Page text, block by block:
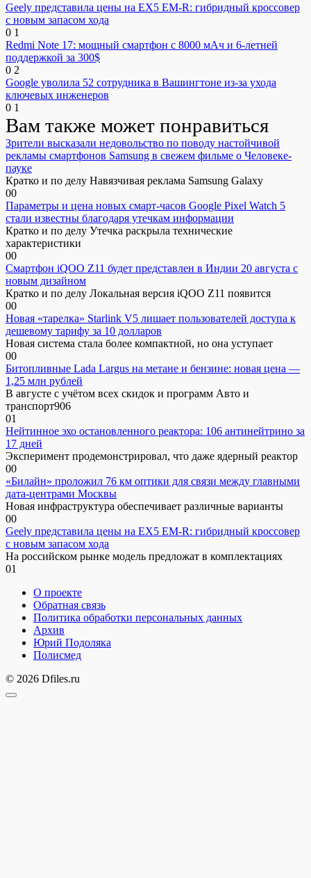
Geely представила цены на EX5 EM-R: гибридный кроссовер
с новым запасом хода
0 1
Redmi Note 17: мощный смартфон с 8000 мАч и 6-летней
поддержкой за 300$
0 2
Google уволила 52 сотрудника в Вашингтоне из-за ухода
ключевых инженеров
0 1
Вам также может понравиться
Зрители высказали недовольство по поводу настойчивой
рекламы смартфонов Samsung в свежем фильме о Человеке-
пауке
Кратко и по делу Навязчивая реклама Samsung Galaxy
00
Параметры и цена новых смарт-часов Google Pixel Watch 5
стали известны благодаря утечкам информации
Кратко и по делу Утечка раскрыла технические
характеристики
00
Смартфон iQOO Z11 будет представлен в Индии 20 августа с
новым дизайном
Кратко и по делу Локальная версия iQOO Z11 появится
00
Новая «тарелка» Starlink V5 лишает пользователей доступа к
дешевому тарифу за 10 долларов
Новая система стала более компактной, но она уступает
00
Битопливные Lada Largus на метане и бензине: новая цена —
1,25 млн рублей
В августе с учётом всех скидок и программ Авто и
транспорт906
01
Нейтинное эхо остановленного реактора: 106 антинейтрино за
17 дней
Эксперимент продемонстрировал, что даже ядерный реактор
00
«Билайн» проложил 76 км оптики для связи между главными
дата-центрами Москвы
Новая инфраструктура обеспечивает различные варианты
00
Geely представила цены на EX5 EM-R: гибридный кроссовер
с новым запасом хода
На российском рынке модель предложат в комплектациях
01
О проекте
Обратная связь
Политика обработки персональных данных
Архив
Юрий Подоляка
Полисмед
© 2026 Dfiles.ru